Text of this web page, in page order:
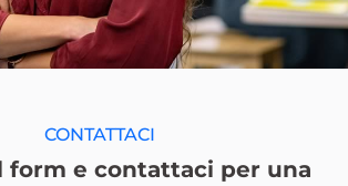
CONTATTACI
form e contattaci per una